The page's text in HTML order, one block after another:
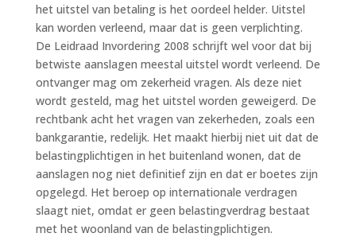
het uitstel van betaling is het oordeel helder. Uitstel
kan worden verleend, maar dat is geen verplichting.
De Leidraad Invordering 2008 schrijft wel voor dat bij
betwiste aanslagen meestal uitstel wordt verleend. De
ontvanger mag om zekerheid vragen. Als deze niet
wordt gesteld, mag het uitstel worden geweigerd. De
rechtbank acht het vragen van zekerheden, zoals een
bankgarantie, redelijk. Het maakt hierbij niet uit dat de
belastingplichtigen in het buitenland wonen, dat de
aanslagen nog niet definitief zijn en dat er boetes zijn
opgelegd. Het beroep op internationale verdragen
slaagt niet, omdat er geen belastingverdrag bestaat
met het woonland van de belastingplichtigen.